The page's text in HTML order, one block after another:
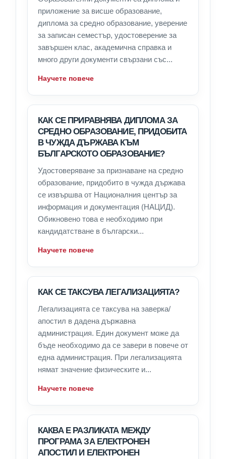
приложение за висше образование,
диплома за средно образование, уверение
за записан семестър, удостоверение за
завършен клас, академична справка и
много други документи свързани със...
Научете повече
КАК СЕ ПРИРАВНЯВА ДИПЛОМА ЗА
СРЕДНО ОБРАЗОВАНИЕ, ПРИДОБИТА
В ЧУЖДА ДЪРЖАВА КЪМ
БЪЛГАРСКОТО ОБРАЗОВАНИЕ?
Удостоверяване за признаване на средно
образование, придобито в чужда държава
се извършва от Националния център за
информация и документация (НАЦИД).
Обикновено това е необходимо при
кандидатстване в български...
Научете повече
КАК СЕ ТАКСУВА ЛЕГАЛИЗАЦИЯТА?
Легализацията се таксува на заверка/
апостил в дадена държавна
администрация. Един документ може да
бъде необходимо да се завери в повече от
една администрация. При легализацията
нямат значение физическите и...
Научете повече
КАКВА Е РАЗЛИКАТА МЕЖДУ
ПРОГРАМА ЗА ЕЛЕКТРОНЕН
АПОСТИЛ И ЕЛЕКТРОНЕН